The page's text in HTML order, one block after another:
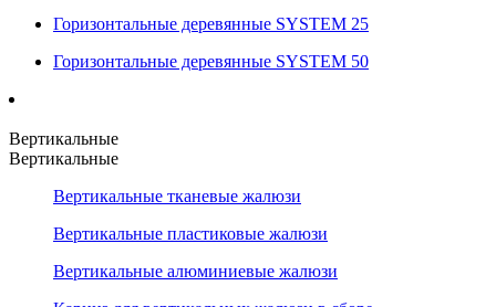
Горизонтальные деревянные SYSTEM 25
Горизонтальные деревянные SYSTEM 50
Вертикальные
Вертикальные
Вертикальные тканевые жалюзи
Вертикальные пластиковые жалюзи
Вертикальные алюминиевые жалюзи